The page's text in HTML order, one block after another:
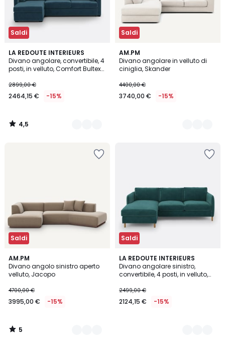
Saldi
LA REDOUTE INTERIEURS
Divano angolare, convertibile, 4
posti, in velluto, Comfort Bultex®,
2899,00 €
2464,15 € -15%
4,5
/ 5
7
Colori
4,5
/
Saldi
AM.PM
Divano angolare in velluto di
ciniglia, Skander
4400,00 €
3740,00 € -15%
8
Colori
Saldi
AM.PM
Divano angolo sinistro aperto
velluto, Jacopo
4700,00 €
3995,00 € -15%
5
/
5
15
Colori
5
/
Saldi
LA REDOUTE INTERIEURS
Divano angolare sinistro,
convertibile, 4 posti, in velluto,
2499,00 €
2124,15 € -15%
3
Colori